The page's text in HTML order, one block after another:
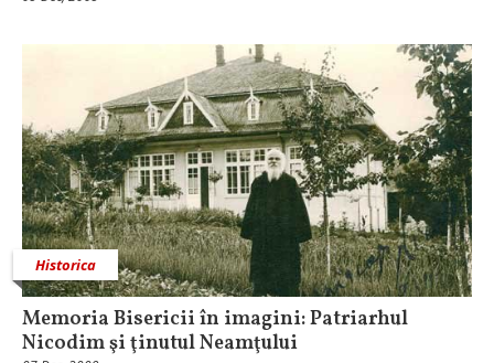
Historica
Memoria Bisericii în imagini: Patriarhul
Nicodim şi ţinutul Neamţului